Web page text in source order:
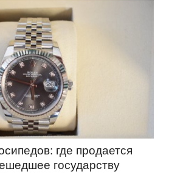
где продается
государству